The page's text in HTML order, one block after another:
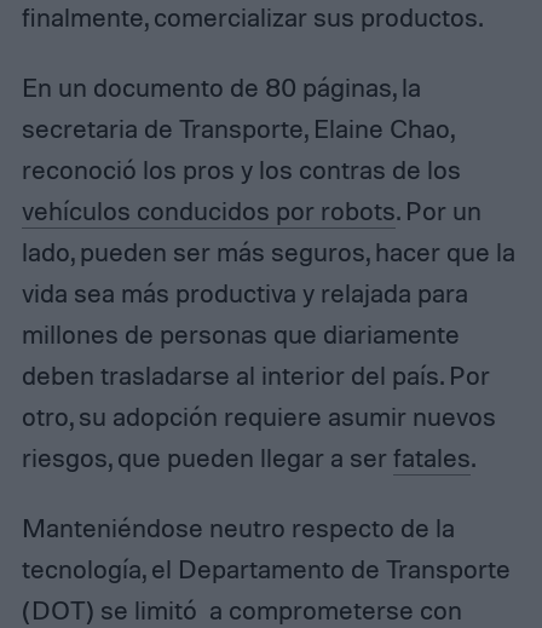
finalmente, comercializar sus productos.
En un documento de 80 páginas, la
secretaria de Transporte, Elaine Chao,
reconoció los pros y los contras de los
vehículos conducidos por robots. Por un
lado, pueden ser más seguros, hacer que la
vida sea más productiva y relajada para
millones de personas que diariamente
deben trasladarse al interior del país. Por
otro, su adopción requiere asumir nuevos
riesgos, que pueden llegar a ser fatales.
Manteniéndose neutro respecto de la
tecnología, el Departamento de Transporte
(DOT) se limitó a comprometerse con